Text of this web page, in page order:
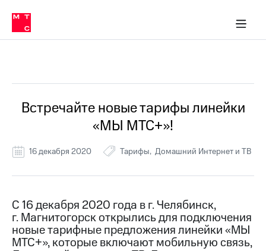
связь
Сервисы и подписки
30% на связь
кабинеты
Мобильная
и
Спутниковое
МТС
номер
в МТС
Тарифы
в МТС
Услуги
приложение
Мой
МТС
Акции
Встречайте новые тарифы линейки
«МЫ МТС+»!
16 декабря 2020 Тарифы Домашний Интернет и ТВ
С 16 декабря 2020 года в г. Челябинск,
г. Магнитогорск открылись для подключения
новые тарифные предложения линейки «МЫ
МТС+», которые включают мобильную связь,